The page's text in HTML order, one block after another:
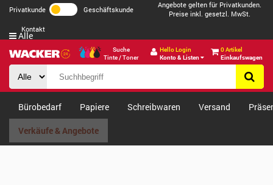
Privatkunde Geschäftskunde
Angebote gelten für Privatkunden.
Preise inkl. gesetzl. MwSt.
Kontakt
Suche
Tinte / Toner
Hello Login
Konto & Listen
0 Artikel
Einkaufswagen
Alle
Bürobedarf Papiere Schreibwaren Versand
Verkäufe & Angebote